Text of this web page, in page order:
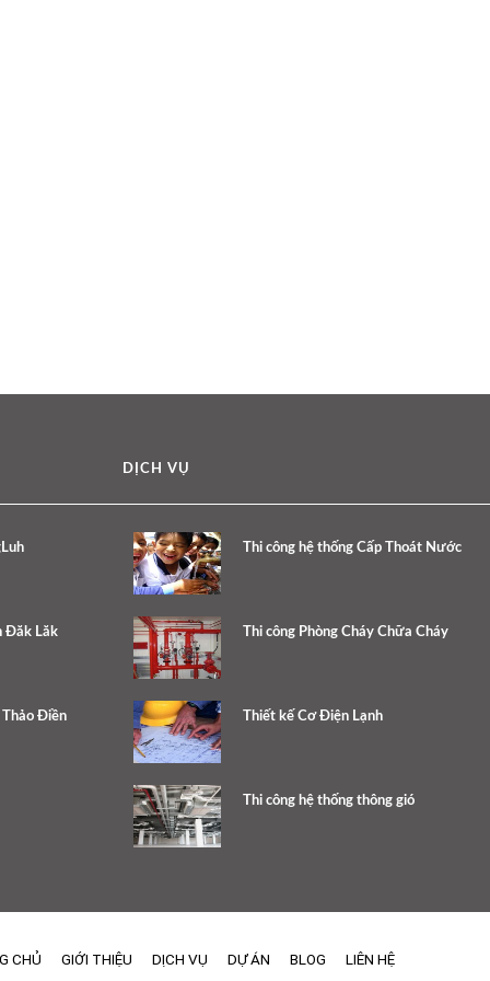
Đăk Lăk
Thảo Điền
DỊCH VỤ
Thi công hệ thống Cấp Thoát Nước
Thi công Phòng Cháy Chữa Cháy
Thiết kế Cơ Điện Lạnh
Thi công hệ thống thông gió
CHỦ GIỚI THIỆU DỊCH VỤ DỰ ÁN BLOG LIÊN HỆ